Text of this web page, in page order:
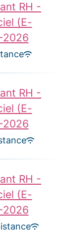
RH -
(E-
2026
RH -
(E-
2026
RH -
(E-
2026